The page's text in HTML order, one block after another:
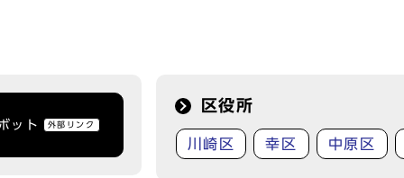
ット 外部リンク
区役所
川崎区 幸区 中原区